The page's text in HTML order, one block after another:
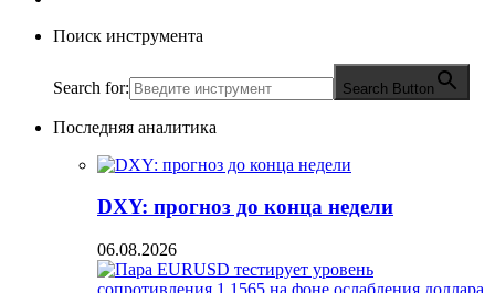
Поиск инструмента
Search for: Search Button
Последняя аналитика
DXY: прогноз до конца недели
06.08.2026